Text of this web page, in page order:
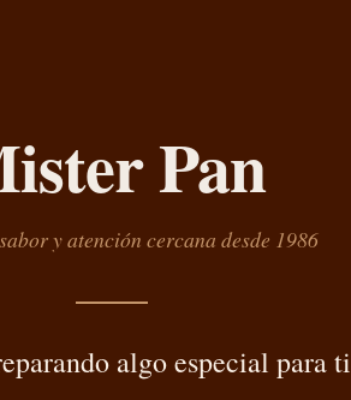
Pan
y atención cercana desde 1986
algo especial para ti